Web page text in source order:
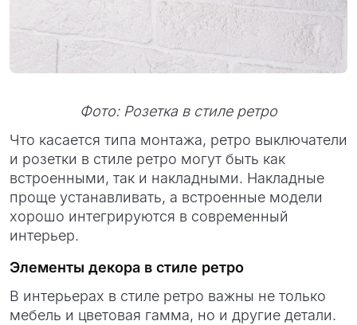
Фото: Розетка в стиле ретро
Что касается типа монтажа, ретро выключатели
и розетки в стиле ретро могут быть как
встроенными, так и накладными. Накладные
проще устанавливать, а встроенные модели
хорошо интегрируются в современный
интерьер.
Элементы декора в стиле ретро
В интерьерах в стиле ретро важны не только
мебель и цветовая гамма, но и другие детали.